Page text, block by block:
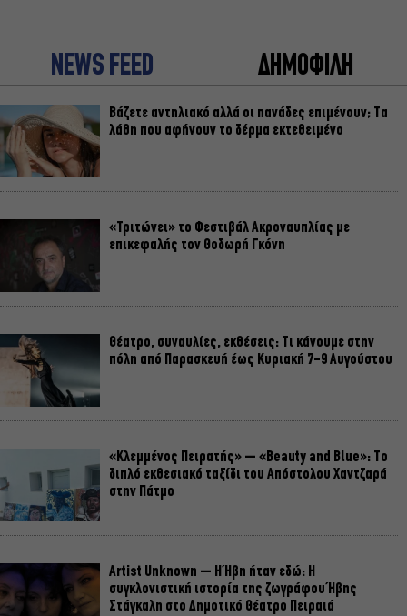
NEWS FEED ΔΗΜΟΦΙΛΗ
Βάζετε αντηλιακό αλλά οι πανάδες επιμένουν; Τα
λάθη που αφήνουν το δέρμα εκτεθειμένο
«Τριτώνει» το Φεστιβάλ Ακροναυπλίας με
επικεφαλής τον Θοδωρή Γκόνη
Θέατρο, συναυλίες, εκθέσεις: Τι κάνουμε στην
πόλη από Παρασκευή έως Κυριακή 7-9 Αυγούστου
«Κλεμμένος Πειρατής» – «Beauty and Blue»: Το
διπλό εκθεσιακό ταξίδι του Απόστολου Χαντζαρά
στην Πάτμο
Artist Unknown – Η Ήβη ήταν εδώ: Η
συγκλονιστική ιστορία της ζωγράφου Ήβης
Στάγκαλη στο Δημοτικό Θέατρο Πειραιά